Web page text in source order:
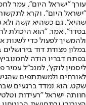
עורך "ישראל היום", עמר
"ישראל היום", וקרא
שהיא", גם כשהיא קשה ולא
בסדר", אמר, "הוא היכולת
ולהמשיך לפעול כדי לשנות
במלון מצודת דוד
בפתח דבריו הודה
ליסמין לוקץ', למנכ"ל עמיר
לאורחים ולמשתתפים
שקט. הוא נמדד ברגעים
חוותה ישראל "רעידות